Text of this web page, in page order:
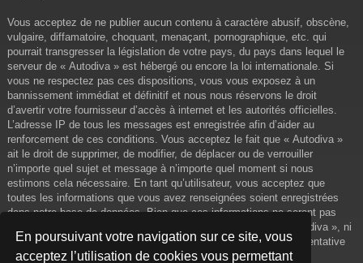
En poursuivant votre navigation sur ce site, vous
acceptez l’utilisation de cookies vous permettant
Vous acceptez de ne publier aucun contenu à caractère abusif, obscène,
vulgaire, diffamatoire, choquant, menaçant, pornographique, etc. qui
pourrait transgresser la législation de votre pays, du pays dans lequel le
serveur de « Autodiva » est hébergé ou encore la loi internationale. Si
vous ne respectez pas ces dispositions, vous vous exposez à un
bannissement immédiat et définitif et nous nous réservons le droit
d’avertir votre fournisseur d’accès à internet et les autorités officielles.
L’adresse IP de tous les messages est enregistrée afin d’aider au
renforcement de ces conditions. Vous acceptez le fait que « Autodiva »
ait le droit de supprimer, de modifier, de déplacer ou de verrouiller
n’importe quel sujet et message à n’importe quel moment si nous
estimons cela nécessaire. En tant qu’utilisateur, vous acceptez que
toutes les informations que vous avez renseignées soient enregistrées
dans notre base de données. Bien que ces informations ne seront pas
diffusées à une tierce partie sans votre consentement, ni « Autodiva », ni
phpBB, ne pourront être tenus comme responsables en cas de tentative
de piratage informatique visant à compromettre vos données.